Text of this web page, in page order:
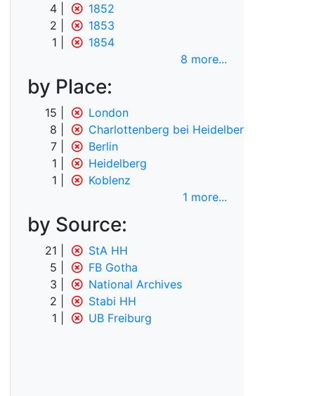
4
1852
2
1853
1
1854
8 more...
by Place:
15
London
8
Charlottenberg bei Heidelberg
7
Berlin
1
Heidelberg
1
Koblenz
1 more...
by Source:
21
StA HH
5
FB Gotha
3
National Archives
2
Stabi HH
1
UB Freiburg